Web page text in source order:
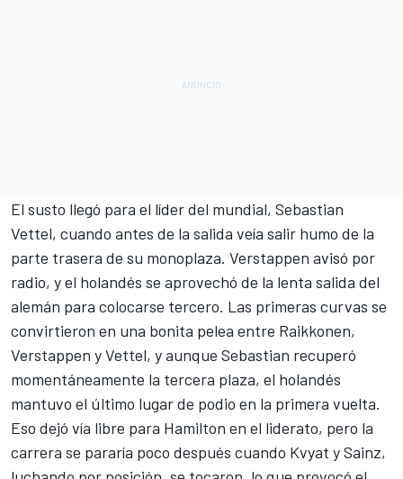
El susto llegó para el líder del mundial, Sebastian
Vettel, cuando antes de la salida veía salir humo de la
parte trasera de su monoplaza. Verstappen avisó por
radio, y el holandés se aprovechó de la lenta salida del
alemán para colocarse tercero. Las primeras curvas se
convirtieron en una bonita pelea entre Raikkonen,
Verstappen y Vettel, y aunque Sebastian recuperó
momentáneamente la tercera plaza, el holandés
mantuvo el último lugar de podio en la primera vuelta.
Eso dejó vía libre para Hamilton en el liderato, pero la
carrera se pararía poco después cuando Kvyat y Sainz,